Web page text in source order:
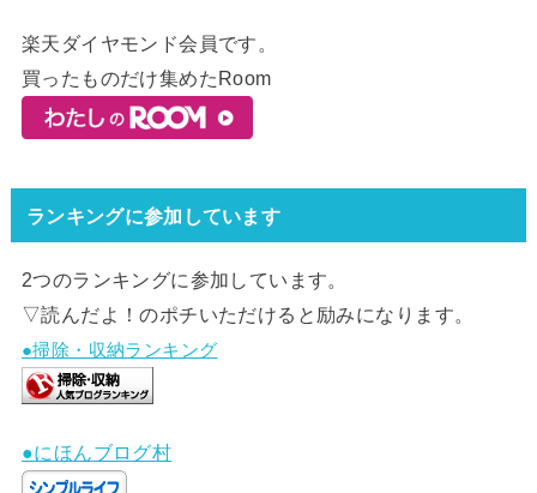
楽天ダイヤモンド会員です。
買ったものだけ集めたRoom
ランキングに参加しています
2つのランキングに参加しています。
▽読んだよ！のポチいただけると励みになります。
●掃除・収納ランキング
●にほんブログ村